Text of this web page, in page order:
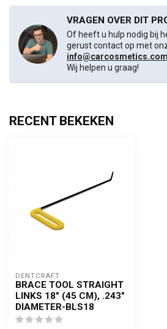
VRAGEN OVER DIT
Of heeft u hulp nodig bij
gerust contact op met
info@carcosmetics.com
Wij helpen u graag!
RECENT BEKEKEN
DENTCRAFT
BRACE TOOL STRAIGHT
LINKS 18" (45 CM), .243"
DIAMETER-BLS18